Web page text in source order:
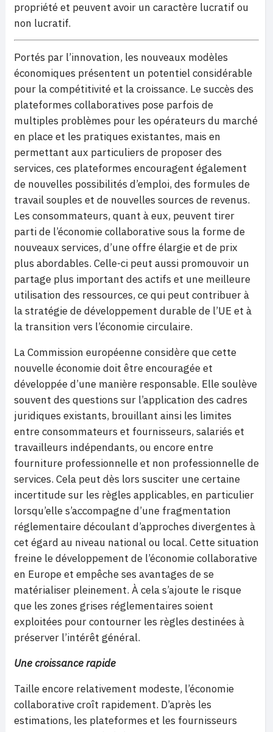
propriété et peuvent avoir un caractère lucratif ou
non lucratif.
Portés par l’innovation, les nouveaux modèles
économiques présentent un potentiel considérable
pour la compétitivité et la croissance. Le succès des
plateformes collaboratives pose parfois de
multiples problèmes pour les opérateurs du marché
en place et les pratiques existantes, mais en
permettant aux particuliers de proposer des
services, ces plateformes encouragent également
de nouvelles possibilités d’emploi, des formules de
travail souples et de nouvelles sources de revenus.
Les consommateurs, quant à eux, peuvent tirer
parti de l’économie collaborative sous la forme de
nouveaux services, d’une offre élargie et de prix
plus abordables. Celle-ci peut aussi promouvoir un
partage plus important des actifs et une meilleure
utilisation des ressources, ce qui peut contribuer à
la stratégie de développement durable de l’UE et à
la transition vers l’économie circulaire.
La Commission européenne considère que cette
nouvelle économie doit être encouragée et
développée d’une manière responsable. Elle soulève
souvent des questions sur l’application des cadres
juridiques existants, brouillant ainsi les limites
entre consommateurs et fournisseurs, salariés et
travailleurs indépendants, ou encore entre
fourniture professionnelle et non professionnelle de
services. Cela peut dès lors susciter une certaine
incertitude sur les règles applicables, en particulier
lorsqu’elle s’accompagne d’une fragmentation
réglementaire découlant d’approches divergentes à
cet égard au niveau national ou local. Cette situation
freine le développement de l’économie collaborative
en Europe et empêche ses avantages de se
matérialiser pleinement. À cela s’ajoute le risque
que les zones grises réglementaires soient
exploitées pour contourner les règles destinées à
préserver l’intérêt général.
Une croissance rapide
Taille encore relativement modeste, l’économie
collaborative croît rapidement. D’après les
estimations, les plateformes et les fournisseurs